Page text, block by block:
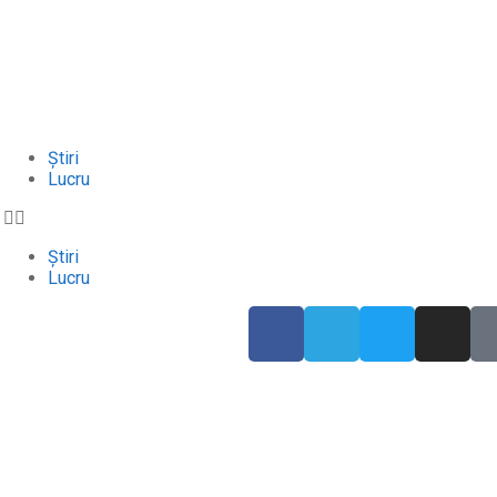
Știri
Lucru
Știri
Lucru